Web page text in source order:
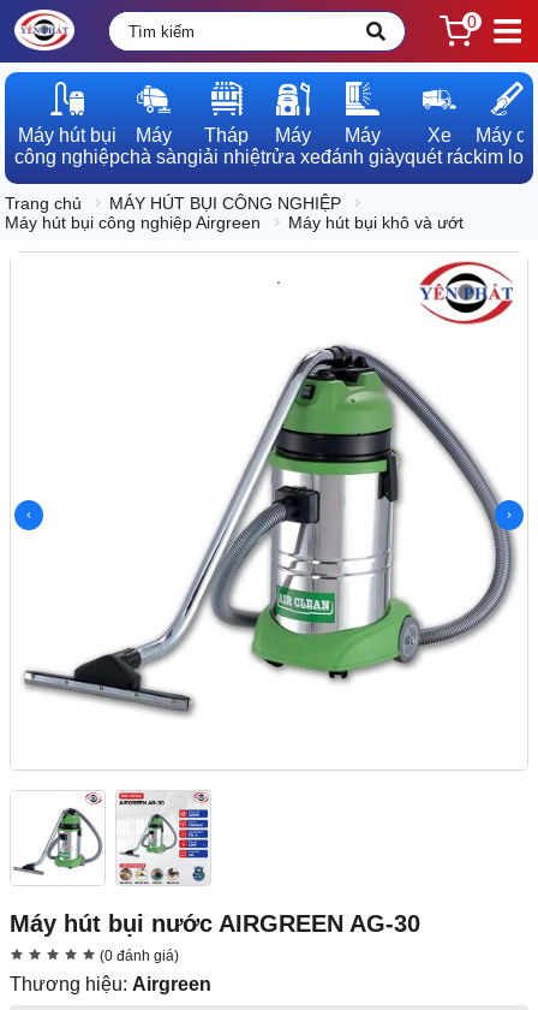
0
Máy hút bụi
công nghiệp
Máy
chà sàn
Tháp
giải nhiệt
Máy
rửa xe
Máy
đánh giày
Xe
quét rác
Máy dò
kim loại
Trang chủ
MÁY HÚT BỤI CÔNG NGHIỆP
Máy hút bụi công nghiệp Airgreen
Máy hút bụi khô và ướt
Máy hút bụi nước AIRGREEN AG-30
(0 đánh giá)
Thương hiệu: Airgreen